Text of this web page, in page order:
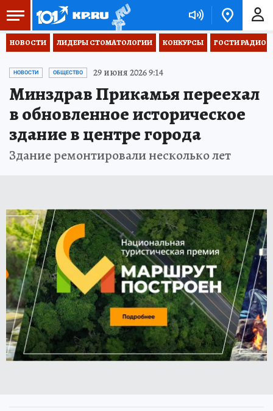
НОВОСТИ ЛИДЕРЫ СТОМАТОЛОГИИ КОНКУРСЫ ГОСТИ РАДИО
НОВОСТИ ОБЩЕСТВО 29 июня 2026 9:14
Минздрав Прикамья переехал
в обновленное историческое
здание в центре города
Здание ремонтировали несколько лет